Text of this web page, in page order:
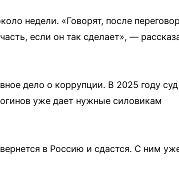
недели. «Говорят, после
если он так сделает», —
дело о коррупции. В 2025 году суд
уже дает нужные силовикам
в Россию и сдастся. С ним